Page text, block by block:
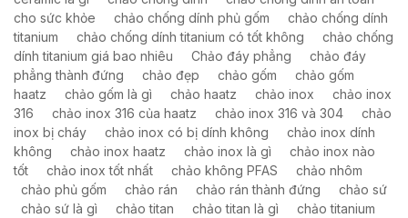
cho sức khỏe
chảo chống dính phủ gốm
chảo chống dính
titanium
chảo chống dính titanium có tốt không
chảo chống
dính titanium giá bao nhiêu
Chảo đáy phẳng
chảo đáy
phẳng thành đứng
chảo đẹp chảo gốm
chảo gốm
haatz
chảo gốm là gì chảo haatz chảo inox
chảo inox
316
chảo inox 316 của haatz chảo inox 316 và 304
chảo
inox bị cháy
chảo inox có bị dính không
chảo inox dính
không
chảo inox haatz chảo inox là gì
chảo inox nào
tốt
chảo inox tốt nhất chảo không PFAS
chảo nhôm
chảo phủ gốm
chảo rán chảo rán thành đứng
chảo sứ
chảo sứ là gì
chảo titan chảo titan là gì
chảo titanium